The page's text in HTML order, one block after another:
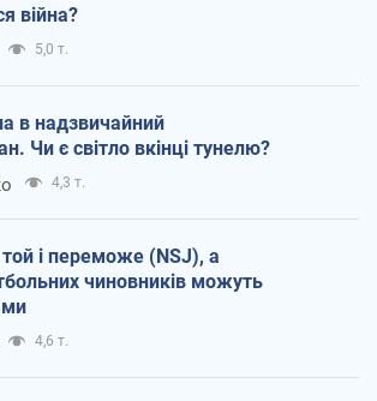
війна?
5,0 т.
в надзвичайний
Чи є світло вкінці тунелю?
4,3 т.
і переможе (NSJ), а
чиновників можуть
4,6 т.